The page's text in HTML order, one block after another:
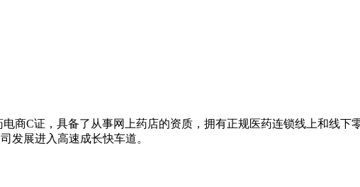
商C证，具备了从事网上药店的资质，拥有正规医药连锁线上和线下
发展进入高速成长快车道。